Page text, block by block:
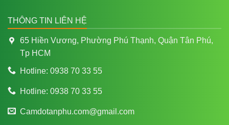
THÔNG TIN LIÊN HỆ
65 Hiền Vương, Phường Phú Thạnh, Quận Tân Phú,
Tp HCM
Hotline: 0938 70 33 55
Hotline: 0938 70 33 55
Camdotanphu.com@gmail.com